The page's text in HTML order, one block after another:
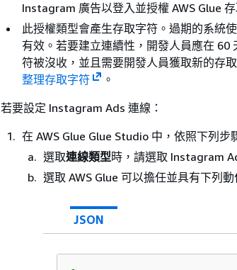
Instagram 廣告以登入並授權 AWS Glue 存
此授權類型會產生存取字符。過期的系統
有效。若要建立連續性，開發人員應在
符被沒收，並且需要開發人員獲取新的存
整理存取字符
。
若要設定 Instagram Ads 連線：
在 AWS Glue Glue Studio 中，依照下列步
選取連線類型時，請選取 Instagram
選取 AWS Glue 可以擔任並具有下列動
JSON